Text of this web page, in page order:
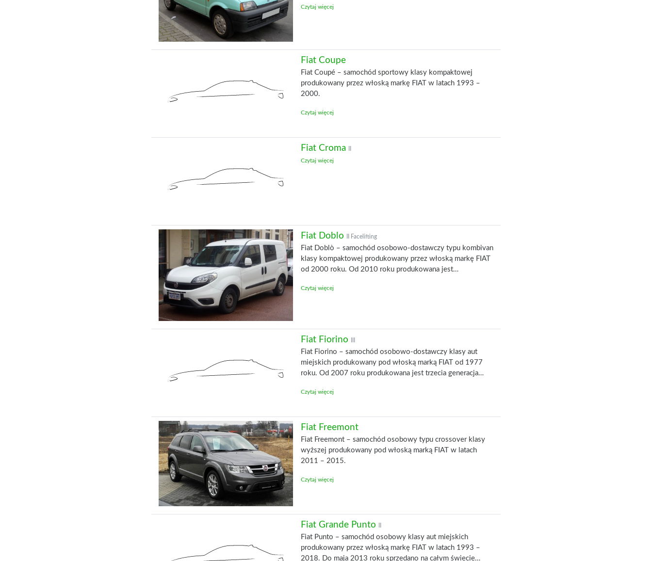
Czytaj więcej
Fiat Coupe
Fiat Coupé – samochód sportowy klasy kompaktowej
produkowany przez włoską markę FIAT w latach 1993 –
2000.
Czytaj więcej
Fiat Croma
Czytaj więcej
Fiat Doblo II Facelifting
Fiat Doblò – samochód osobowo-dostawczy typu kombivan
klasy kompaktowej produkowany przez włoską markę FIAT
od 2000 roku. Od 2010 roku produkowana jest…
Czytaj więcej
Fiat Fiorino
Fiat Fiorino – samochód osobowo-dostawczy klasy aut
miejskich produkowany pod włoską marką FIAT od 1977
roku. Od 2007 roku produkowana jest trzecia generacja…
Czytaj więcej
Fiat Freemont
Fiat Freemont – samochód osobowy typu crossover klasy
wyższej produkowany pod włoską marką FIAT w latach
2011 – 2015.
Czytaj więcej
Fiat Grande Punto
Fiat Punto – samochód osobowy klasy aut miejskich
produkowany przez włoską markę FIAT w latach 1993 –
2018. Do maja 2013 roku sprzedano na całym świecie…